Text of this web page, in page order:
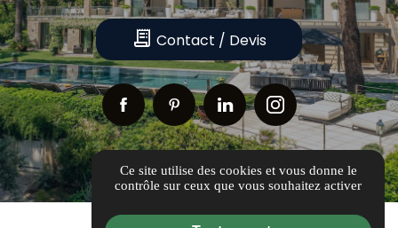
receipt_long Contact / Devis
Ce site utilise des cookies et vous donne le
contrôle sur ceux que vous souhaitez activer